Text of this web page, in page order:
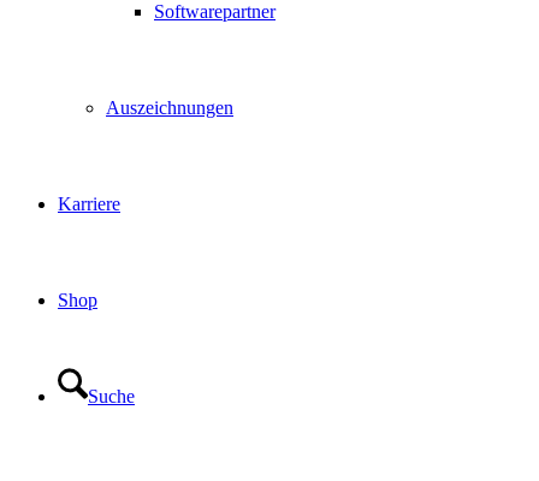
Softwarepartner
Auszeichnungen
Karriere
Shop
Suche